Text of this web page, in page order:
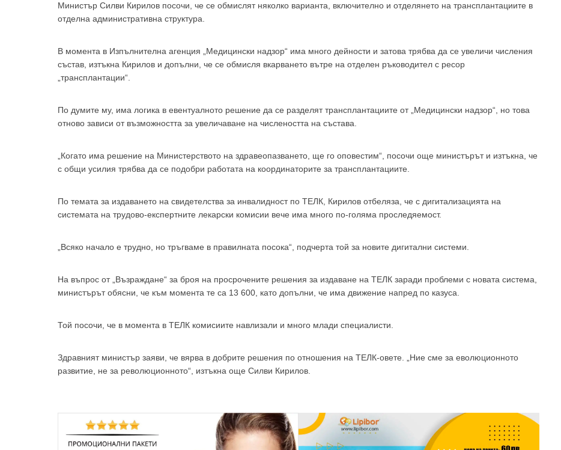
Министър Силви Кирилов посочи, че се обмислят няколко варианта, включително и отделянето на трансплантациите в
отделна административна структура.
В момента в Изпълнителна агенция „Медицински надзор“ има много дейности и затова трябва да се увеличи числения
състав, изтъкна Кирилов и допълни, че се обмисля вкарването вътре на отделен ръководител с ресор
„трансплантации“.
По думите му, има логика в евентуалното решение да се разделят трансплантациите от „Медицински надзор“, но това
отново зависи от възможността за увеличаване на числеността на състава.
„Когато има решение на Министерството на здравеопазването, ще го оповестим“, посочи още министърът и изтъкна, че
с общи усилия трябва да се подобри работата на координаторите за трансплантациите.
По темата за издаването на свидетелства за инвалидност по ТЕЛК, Кирилов отбеляза, че с дигитализацията на
системата на трудово-експертните лекарски комисии вече има много по-голяма проследяемост.
„Всяко начало е трудно, но тръгваме в правилната посока“, подчерта той за новите дигитални системи.
На въпрос от „Възраждане“ за броя на просрочените решения за издаване на ТЕЛК заради проблеми с новата система,
министърът обясни, че към момента те са 13 600, като допълни, че има движение напред по казуса.
Той посочи, че в момента в ТЕЛК комисиите навлизали и много млади специалисти.
Здравният министър заяви, че вярва в добрите решения по отношения на ТЕЛК-овете. „Ние сме за еволюционното
развитие, не за революционното“, изтъкна още Силви Кирилов.
За да може да виждате специализирано медицинско съдържание, трябва да
декларирате, че сте медицински специалист
Аз съм медицински специалист